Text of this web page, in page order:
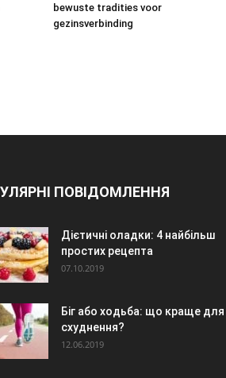
bewuste tradities voor
gezinsverbinding
ПОВІДОМЛЕННЯ
Дієтичні оладки: 4 найбільш
простих рецепта
07.10.2019
Біг або ходьба: що краще для
схуднення?
12.06.2019